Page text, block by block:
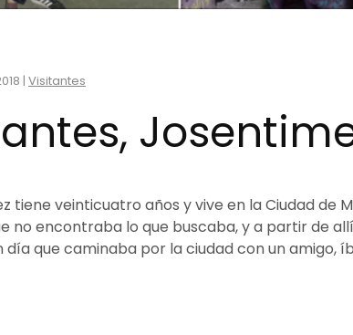
| Visitantes
tiene veinticuatro años y vive en la Ciudad de
no encontraba lo que buscaba, y a partir de
día que caminaba por la ciudad con un amigo,